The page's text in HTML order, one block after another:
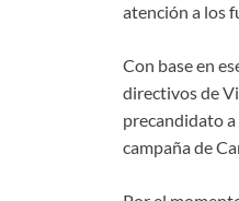
atención a los
Con base en
directivos de
precandidato
campaña de